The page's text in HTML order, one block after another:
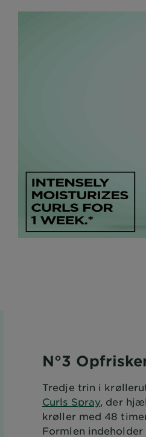
N°3
Tredje trin i
Curls Spray , der
krøller med 48
Formlen